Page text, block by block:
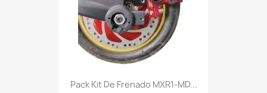
Pack Kit De Frenado MXR1-MD...